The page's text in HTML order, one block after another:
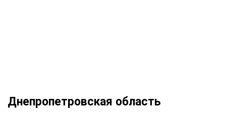
Днепропетровская область